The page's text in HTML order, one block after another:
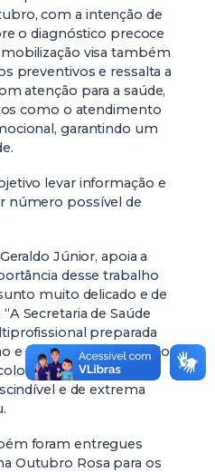
com a intenção de
o diagnóstico precoce
visa também
preventivos e ressalta a
atenção para a saúde,
como o atendimento
garantindo um
levar informação e
número possível de
Júnior, apoia a
desse trabalho
muito delicado e de
Secretaria de Saúde
preparada
e na conscientização do
de útero, portanto,
e de extrema
foram entregues
Outubro Rosa para os